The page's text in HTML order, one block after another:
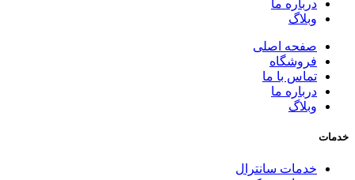
درباره ما
وبلاگ
صفحه اصلی
فروشگاه
تماس با ما
درباره ما
وبلاگ
خدمات
خدمات سانترال